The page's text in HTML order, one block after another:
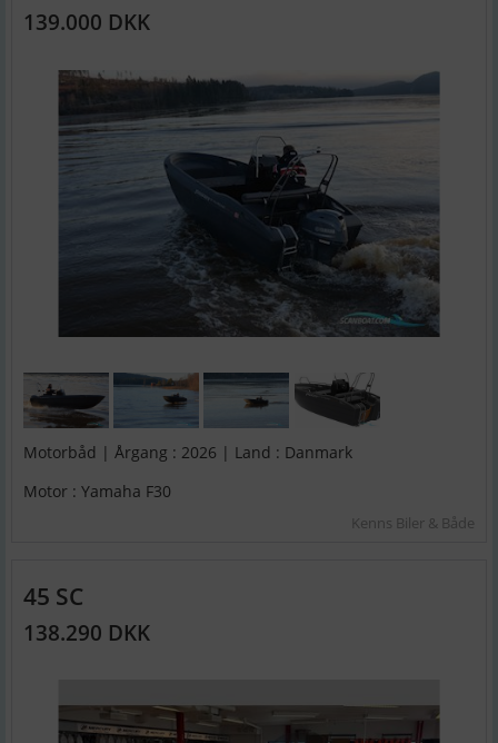
139.000 DKK
Motorbåd | Årgang : 2026 | Land : Danmark
Motor : Yamaha F30
Kenns Biler & Både
45 SC
138.290 DKK